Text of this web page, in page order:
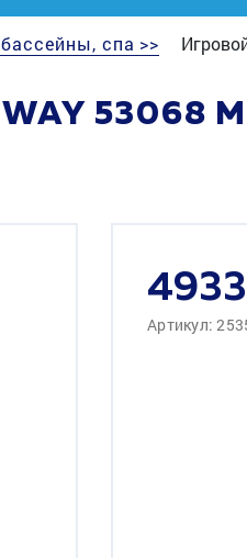
спа >>
4933
Артикул: